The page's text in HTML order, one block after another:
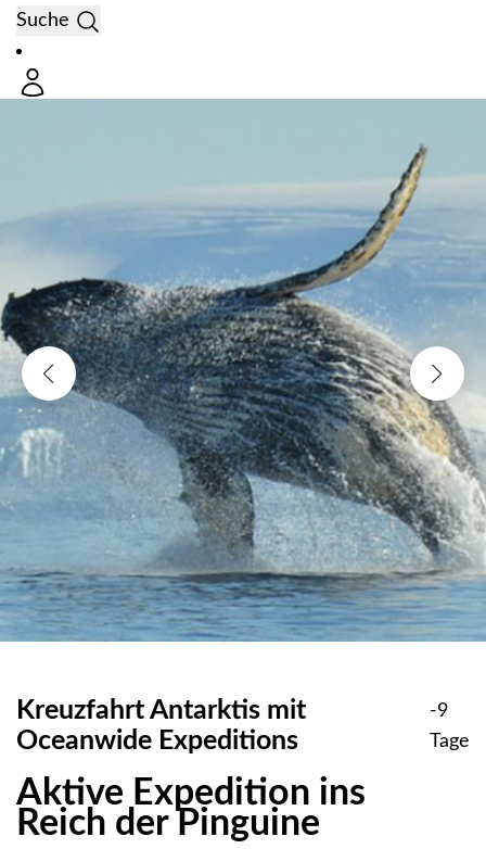
Suche
Kreuzfahrt Antarktis mit
Oceanwide Expeditions
Aktive Expedition ins
Reich der Pinguine
-9
Tage